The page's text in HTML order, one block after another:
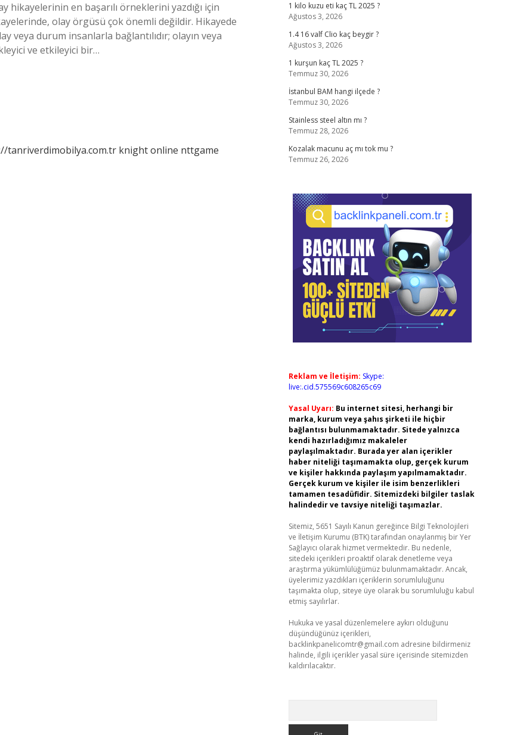
en başarılı örneklerini yazdığı için
olay örgüsü çok önemli değildir. Hikayede
veya durum insanlarla bağlantılıdır; olayın veya
ve etkileyici bir…
tanriverdimobilya.com.tr knight online nttgame
1 kilo kuzu eti kaç TL 2025 ?
Ağustos 3, 2026
1.4 16 valf Clio kaç beygir ?
Ağustos 3, 2026
1 kurşun kaç TL 2025 ?
Temmuz 30, 2026
İstanbul BAM hangi ilçede ?
Temmuz 30, 2026
Stainless steel altın mı ?
Temmuz 28, 2026
Kozalak macunu aç mı tok mu ?
Temmuz 26, 2026
Reklam ve İletişim: Skype:
live:.cid.575569c608265c69
Yasal Uyarı: Bu internet sitesi, herhangi bir
marka, kurum veya şahıs şirketi ile hiçbir
bağlantısı bulunmamaktadır. Sitede yalnızca
kendi hazırladığımız makaleler
paylaşılmaktadır. Burada yer alan içerikler
haber niteliği taşımamakta olup, gerçek kurum
ve kişiler hakkında paylaşım yapılmamaktadır.
Gerçek kurum ve kişiler ile isim benzerlikleri
tamamen tesadüfidir. Sitemizdeki bilgiler taslak
halindedir ve tavsiye niteliği taşımazlar.
Sitemiz, 5651 Sayılı Kanun gereğince Bilgi Teknolojileri
ve İletişim Kurumu (BTK) tarafından onaylanmış bir Yer
Sağlayıcı olarak hizmet vermektedir. Bu nedenle,
sitedeki içerikleri proaktif olarak denetleme veya
araştırma yükümlülüğümüz bulunmamaktadır. Ancak,
üyelerimiz yazdıkları içeriklerin sorumluluğunu
taşımakta olup, siteye üye olarak bu sorumluluğu kabul
etmiş sayılırlar.
Hukuka ve yasal düzenlemelere aykırı olduğunu
düşündüğünüz içerikleri,
backlinkpanelicomtr@gmail.com adresine bildirmeniz
halinde, ilgili içerikler yasal süre içerisinde sitemizden
kaldırılacaktır.